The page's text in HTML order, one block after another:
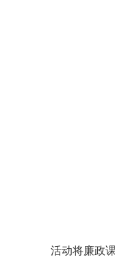
活动将廉政